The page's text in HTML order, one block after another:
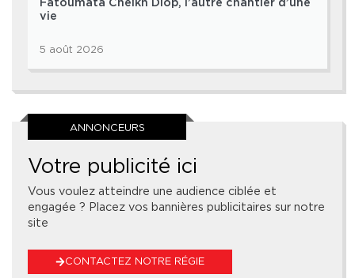
Fatoumata Cheikh Diop, l’autre chantier d’une
vie
5 août 2026
ANNONCEURS
Votre publicité ici
Vous voulez atteindre une audience ciblée et
engagée ? Placez vos bannières publicitaires sur notre
site
CONTACTEZ NOTRE RÉGIE